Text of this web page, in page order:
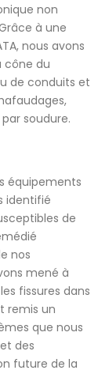
non
à une
nous avons
cône du
de conduits et
soudure.
équipements
identifié
de
nos
mené à
fissures dans
remis un
que nous
des
future de la